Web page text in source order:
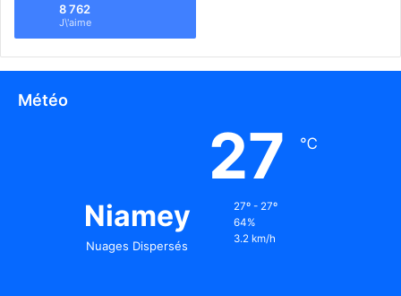
8 762
J\'aime
Météo
Niamey
Nuages Dispersés
27 ℃
27º - 27º
64%
3.2 km/h